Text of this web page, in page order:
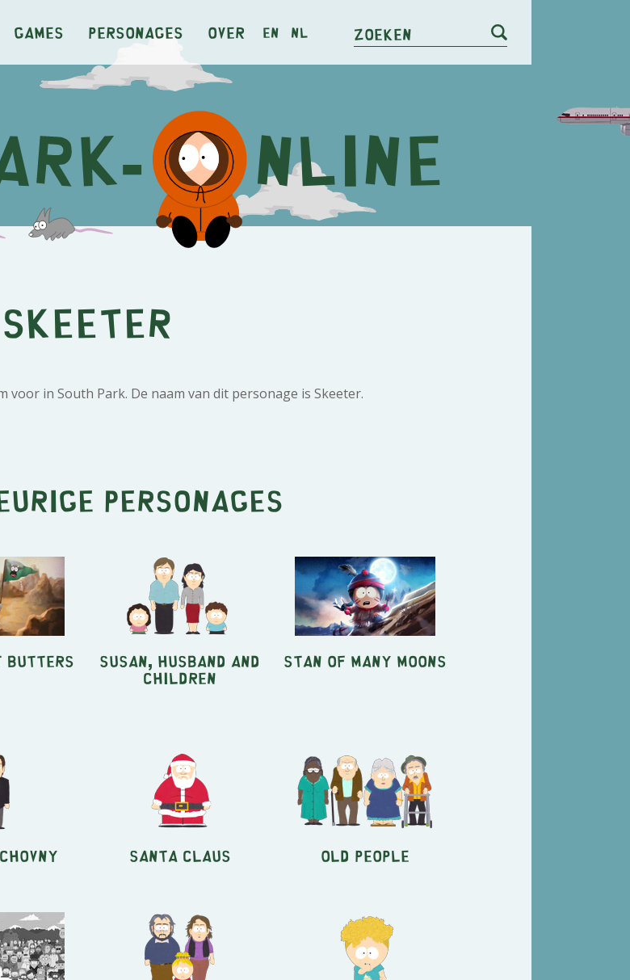
Games Personages Over en nl Zoeken
Skeeter
voor in South Park. De naam van dit personage is Skeeter.
personages
Butters Susan, husband and
children
Stan of Many Moons
Santa Claus Old People